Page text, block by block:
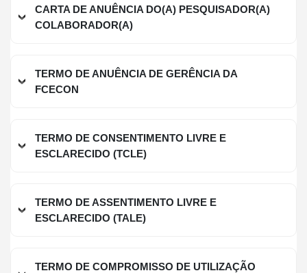
CARTA DE ANUÊNCIA DO(A) PESQUISADOR(A)
COLABORADOR(A)
TERMO DE ANUÊNCIA DE GERÊNCIA DA
FCECON
TERMO DE CONSENTIMENTO LIVRE E
ESCLARECIDO (TCLE)
TERMO DE ASSENTIMENTO LIVRE E
ESCLARECIDO (TALE)
TERMO DE COMPROMISSO DE UTILIZAÇÃO